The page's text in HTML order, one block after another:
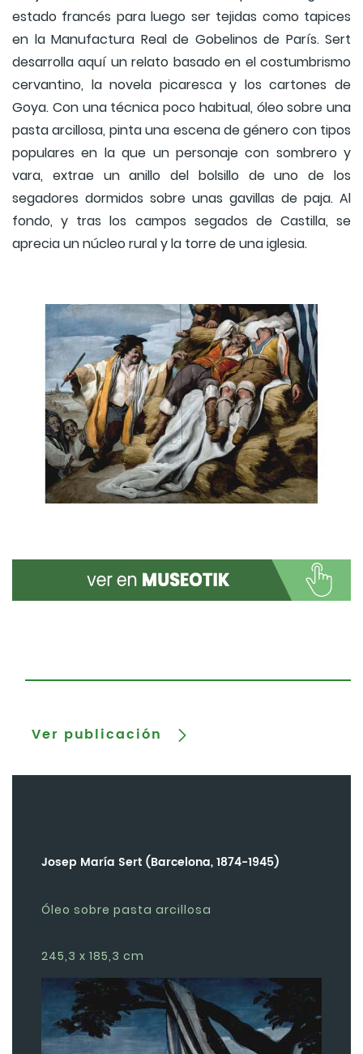
estado francés para luego ser tejidas como tapices
en la Manufactura Real de Gobelinos de París. Sert
desarrolla aquí un relato basado en el costumbrismo
cervantino, la novela picaresca y los cartones de
Goya. Con una técnica poco habitual, óleo sobre una
pasta arcillosa, pinta una escena de género con tipos
populares en la que un personaje con sombrero y
vara, extrae un anillo del bolsillo de uno de los
segadores dormidos sobre unas gavillas de paja. Al
fondo, y tras los campos segados de Castilla, se
aprecia un núcleo rural y la torre de una iglesia.
Ver publicación
Josep María Sert (Barcelona, 1874-1945)
Óleo sobre pasta arcillosa
245,3 x 185,3 cm